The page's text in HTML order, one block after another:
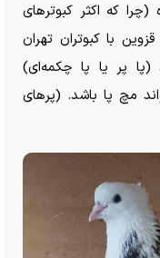
که اکثر کبوتر‌های
با کبوتران تهران
(پا پر یا پا چکمه‌ای)
مچ پا باشد. (پر‌های